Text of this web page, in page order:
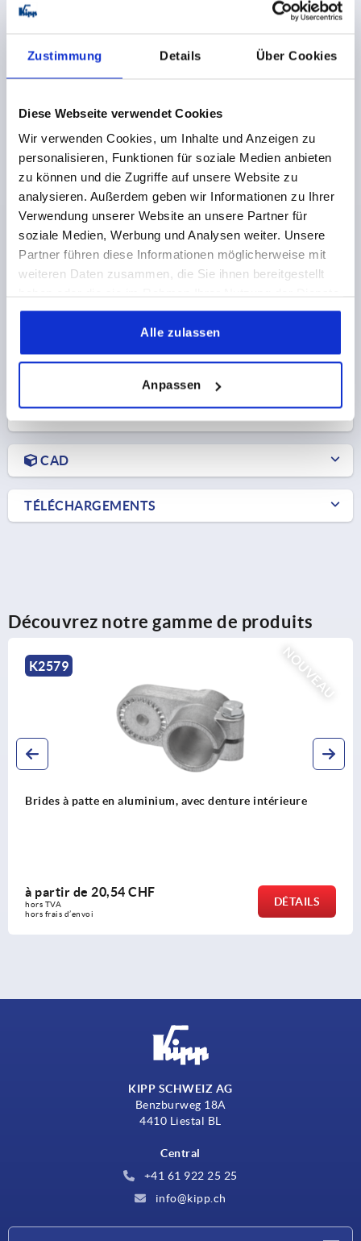
Zustimmung Details Über Cookies
Diese Webseite verwendet Cookies
Wir verwenden Cookies, um Inhalte und Anzeigen zu
personalisieren, Funktionen für soziale Medien anbieten
zu können und die Zugriffe auf unsere Website zu
analysieren. Außerdem geben wir Informationen zu Ihrer
Verwendung unserer Website an unsere Partner für
soziale Medien, Werbung und Analysen weiter. Unsere
Partner führen diese Informationen möglicherweise mit
weiteren Daten zusammen, die Sie ihnen bereitgestellt
gesammelt haben.
Alle zulassen
Anpassen
BRIDE EN CROIX ALUMINIUM, POUR TUBE ROND,
COMP:ACIER, A=40,2, B=40,2
DIAMÈTRE INTÉRIEUR=40,2
DIAMÈTRE INTÉRIEUR=40,2
C=50
D=60 E=60 G=61 H=75 K=75 L=111
M=61
R=57
S=M8X60
CAD
TÉLÉCHARGEMENTS
Découvrez notre gamme de produits
NOUVEAU
denture intérieure
DÉTAILS
Brides à patte en aluminium,
à partir de
hors frais d’envoi
KIPP SCHWEIZ AG
Benzburweg 18A
4410 Liestal BL
Central
+41 61 922 25 25
info@kipp.ch